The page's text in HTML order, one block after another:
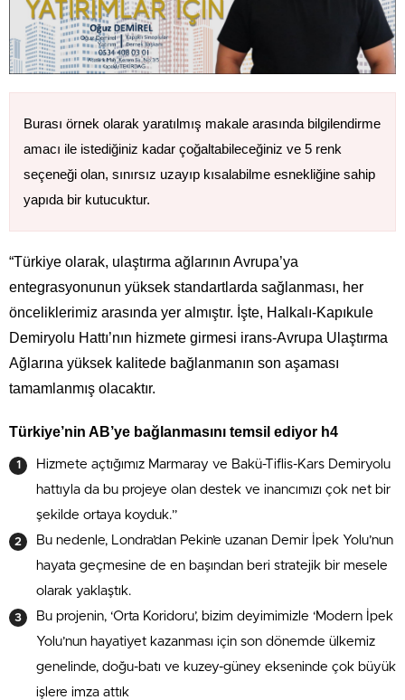
Burası örnek olarak yaratılmış makale arasında bilgilendirme
amacı ile istediğiniz kadar çoğaltabileceğiniz ve 5 renk
seçeneği olan, sınırsız uzayıp kısalabilme esnekliğine sahip
yapıda bir kutucuktur.
“Türkiye olarak, ulaştırma ağlarının Avrupa’ya
entegrasyonunun yüksek standartlarda sağlanması, her
önceliklerimiz arasında yer almıştır. İşte, Halkalı-Kapıkule
Demiryolu Hattı’nın hizmete girmesi irans-Avrupa Ulaştırma
Ağlarına yüksek kalitede bağlanmanın son aşaması
tamamlanmış olacaktır.
Türkiye’nin AB’ye bağlanmasını temsil ediyor h4
Hizmete açtığımız Marmaray ve Bakü-Tiflis-Kars Demiryolu
hattıyla da bu projeye olan destek ve inancımızı çok net bir
şekilde ortaya koyduk.”
Bu nedenle, Londra’dan Pekin’e uzanan Demir İpek Yolu’nun
hayata geçmesine de en başından beri stratejik bir mesele
olarak yaklaştık.
Bu projenin, ‘Orta Koridoru’, bizim deyimimizle ‘Modern İpek
Yolu’nun hayatiyet kazanması için son dönemde ülkemiz
genelinde, doğu-batı ve kuzey-güney ekseninde çok büyük
işlere imza attık